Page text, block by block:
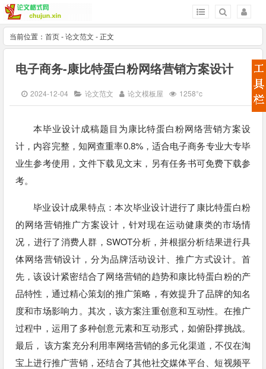
当前位置： 首页-论文范文 - 正文
电子商务-康比特蛋白粉网络营销方案设计
2024-12-04 论文范文 论文模板屋 1258°c
本毕业设计成稿题目为康比特蛋白粉网络营销方案设
计，内容完整，知网查重率0.8%，适合电子商务专业大专毕
业生参考使用，文件下载见文末，另有任务书可免费下载参
考。
毕业设计成果特点：本次毕业设计进行了康比特蛋白粉
的网络营销推广方案设计，针对现在运动健康类的市场情
况，进行了消费人群，SWOT分析，并根据分析结果进行具
体网络营销设计，分为品牌活动设计、推广方式设计。首
先，该设计紧密结合了网络营销的趋势和康比特蛋白粉的产
品特性，通过精心策划的推广策略，有效提升了品牌的知名
度和市场影响力。其次，该方案注重创意和互动性。在推广
过程中，运用了多种创意元素和互动形式，如俯卧撑挑战。
最后， 该方案充分利用率网络营销的多元化渠道，不仅在淘
宝上进行推广营销，还结合了其他社交媒体平台、短视频平